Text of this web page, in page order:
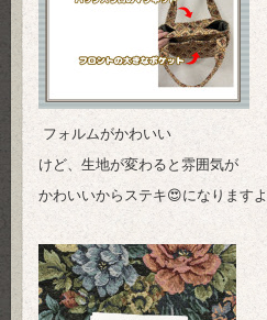
フォルムがかわいい
けど、生地が変わると雰囲気が
かわいいからステキ😍になります